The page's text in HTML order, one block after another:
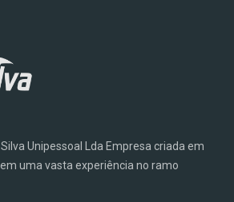
Unipessoal Lda Empresa criada em
uma vasta experiência no ramo